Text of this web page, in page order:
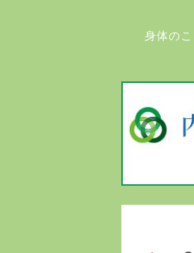
身体の